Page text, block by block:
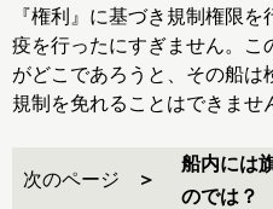
『権利』に基づき規制権限
疫を行ったにすぎません。こ
がどこであろうと、その船は
規制を免れることはできませ
次のページ
船内には
のでは？